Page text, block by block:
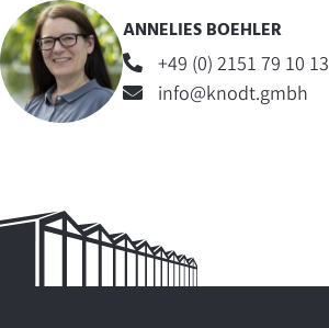
ANNELIES BOEHLER
+49 (0) 2151 79 10 13
info@knodt.gmbh